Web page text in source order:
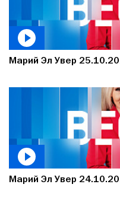
Марий Эл Увер
Марий Эл Увер